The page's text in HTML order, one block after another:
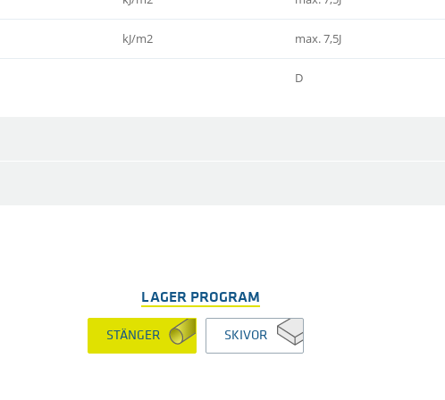
kJ/m2 max. 7,5J
D
LAGER PROGRAM
STÄNGER SKIVOR